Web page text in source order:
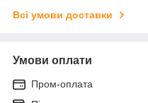
Всі умови доставки
Умови оплати
Пром-оплата